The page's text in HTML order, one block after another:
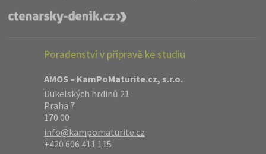
Poradenství v přípravě ke studiu
AMOS – KamPoMaturite.cz, s.r.o.
Dukelských hrdinů 21
Praha 7
170 00
info@kampomaturite.cz
+420 606 411 115